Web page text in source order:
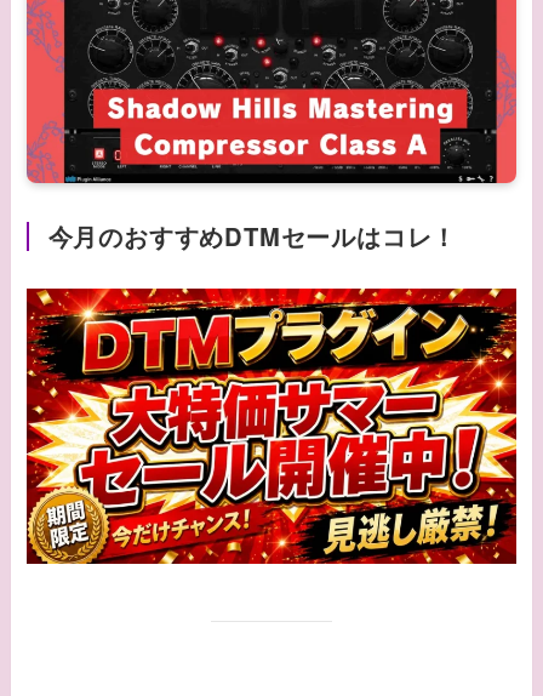
今月のおすすめDTMセールはコレ！